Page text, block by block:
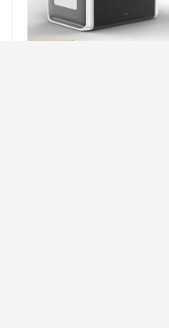
कारखाना भ्रमण